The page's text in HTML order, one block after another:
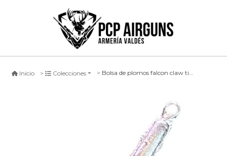
Inicio Colecciones Bolsa de plomos falcon claw tipo misil